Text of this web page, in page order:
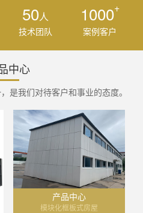
50人
技术团队
1000+
案例客户
中心
是我们对待客户和事业的态度。
产品中心
模块化框板式房屋